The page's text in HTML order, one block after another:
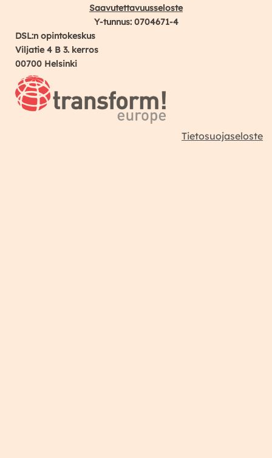
Saavutettavuusseloste
Y-tunnus: 0704671-4
DSL:n opintokeskus
Viljatie 4 B 3. kerros
00700 Helsinki
Tietosuojaseloste